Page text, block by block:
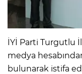
İYİ Parti Turgutlu
medya
bulunarak istifa